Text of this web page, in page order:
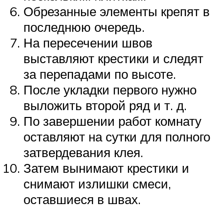
Обрезанные элементы крепят в
последнюю очередь.
На пересечении швов
выставляют крестики и следят
за перепадами по высоте.
После укладки первого нужно
выложить второй ряд и т. д.
По завершении работ комнату
оставляют на сутки для полного
затвердевания клея.
Затем вынимают крестики и
снимают излишки смеси,
оставшиеся в швах.